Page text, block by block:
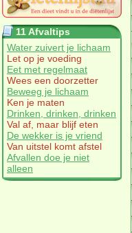
11 Afvaltips
Water zuivert je lichaam
Let op je voeding
Eet met regelmaat
Wees een doorzetter
Beweeg je lichaam
Ken je maten
Drinken, drinken, drinken
Val af, maar blijf eten
De wekker is je vriend
Van uitstel komt afstel
Afvallen doe je niet
alleen